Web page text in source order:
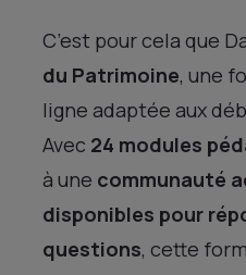
C’est pour cela que
du Patrimoine, une
ligne adaptée aux
Avec 24 modules
à une communauté
disponibles pour
questions, cette